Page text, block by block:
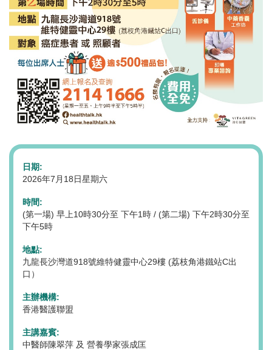
日期:
2026年7月18日星期六
時間:
(第一場) 早上10時30分至 下午1時 / (第二場) 下午2時30分至
下午5時
地點:
九龍長沙灣道918號維特健靈中心29樓 (荔枝角港鐵站C出
口）
主辦機構:
香港醫護聯盟
主講嘉賓:
中醫師陳翠萍 及 營養學家張成匡